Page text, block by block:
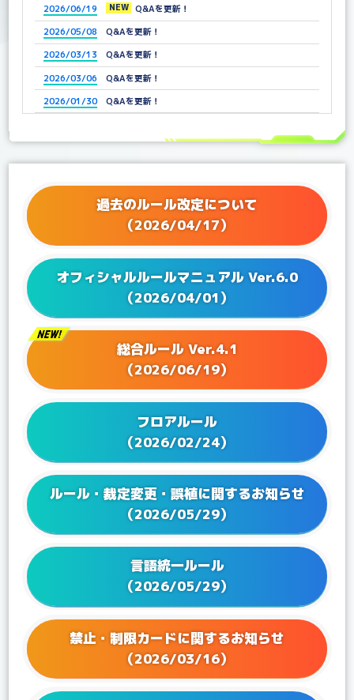
2026/06/19 NEW Q&Aを更新！
2026/05/08 Q&Aを更新！
2026/03/13 Q&Aを更新！
2026/03/06 Q&Aを更新！
2026/01/30 Q&Aを更新！
2025/06/25
2025/06/13 Q&Aを更新！
Q&Aを更新！
2025/04/04 Q&Aを更新！
Q&Aを更新！
Q&Aを更新！
2025/01/24 Q&Aを更新！
Q&Aを更新！
Q&Aを更新！
2024/08/01 Q&Aを更新！
Q&Aを更新！
Q&Aを更新！
Q&Aを更新！
2024/02/16 Q&Aを更新！
2023/12/15 Q&Aを更新！
Q&Aを更新！
2023/11/17 Q&Aを更新！
過去のルール改定について
（2026/04/17）
オフィシャルルールマニュアル Ver.6.0
（2026/04/01）
総合ルール Ver.4.1
（2026/06/19）
フロアルール
（2026/02/24）
ルール・裁定変更・誤植に関するお知らせ
（2026/05/29）
言語統一ルール
（2026/05/29）
禁止・制限カードに関するお知らせ
（2026/03/16）